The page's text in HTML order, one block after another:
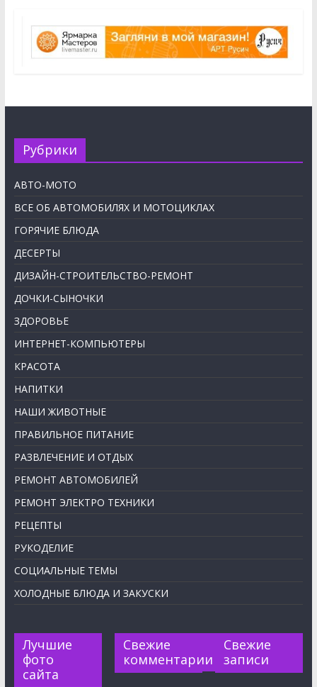
Рубрики
АВТО-МОТО
ВСЕ ОБ АВТОМОБИЛЯХ И МОТОЦИКЛАХ
ГОРЯЧИЕ БЛЮДА
ДЕСЕРТЫ
ДИЗАЙН-СТРОИТЕЛЬСТВО-РЕМОНТ
ДОЧКИ-СЫНОЧКИ
ЗДОРОВЬЕ
ИНТЕРНЕТ-КОМПЬЮТЕРЫ
КРАСОТА
НАПИТКИ
НАШИ ЖИВОТНЫЕ
ПРАВИЛЬНОЕ ПИТАНИЕ
РАЗВЛЕЧЕНИЕ И ОТДЫХ
РЕМОНТ АВТОМОБИЛЕЙ
РЕМОНТ ЭЛЕКТРО ТЕХНИКИ
РЕЦЕПТЫ
РУКОДЕЛИЕ
СОЦИАЛЬНЫЕ ТЕМЫ
ХОЛОДНЫЕ БЛЮДА И ЗАКУСКИ
Лучшие
фото
сайта
Свежие
комментарии
Свежие
записи